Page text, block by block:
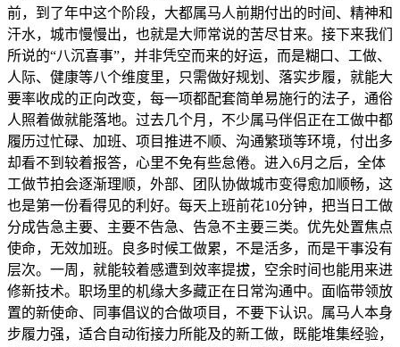
前，到了年中这个阶段，大都属马人前期付出的时间、精神和
汗水，城市慢慢出，也就是大师常说的苦尽甘来。接下来我们
所说的“八沉喜事”，并非凭空而来的好运，而是糊口、工做、
人际、健康等八个维度里，只需做好规划、落实步履，就能大
要率收成的正向改变，每一项都配套简单易施行的法子，通俗
人照着做就能落地。过去几个月，不少属马伴侣正在工做中都
履历过忙碌、加班、项目推进不顺、沟通繁琐等环境，付出多
却看不到较着报答，心里不免有些怠倦。进入6月之后，全体
工做节拍会逐渐理顺，外部、团队协做城市变得愈加顺畅，这
也是第一份看得见的利好。每天上班前花10分钟，把当日工做
分成告急主要、主要不告急、告急不主要三类。优先处置焦点
使命，无效加班。良多时候工做累，不是活多，而是干事没有
层次。一周，就能较着感遭到效率提拔，空余时间也能用来进
修新技术。职场里的机缘大多藏正在日常沟通中。面临带领放
置的新使命、同事倡议的合做项目，不要下认识。属马人本身
步履力强，适合自动衔接力所能及的新工做，既能堆集经验，